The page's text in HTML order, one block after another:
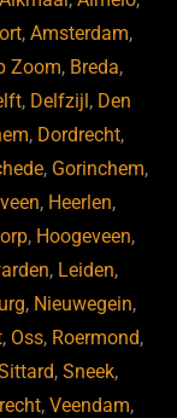
,Amsterdam,
Zoom, Breda,
, Delfzijl , Den
, Dordrecht,
, Gorinchem,
, Heerlen,
, Hoogeveen,
, Leiden,
, Nieuwegein,
, Oss, Roermond,
, Sneek,
,Veendam,